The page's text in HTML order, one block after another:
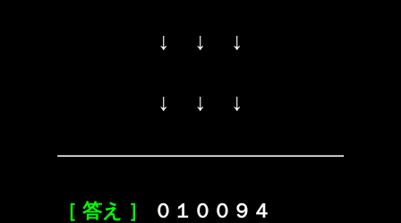
↓ ↓ ↓
↓ ↓ ↓
［ 答え ］ ０１００９４